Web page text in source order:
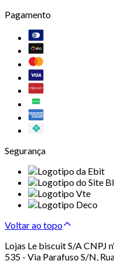
Pagamento
Segurança
Voltar ao topo
Lojas Le biscuit S/A CNPJ
535 - Via Parafuso S/N,